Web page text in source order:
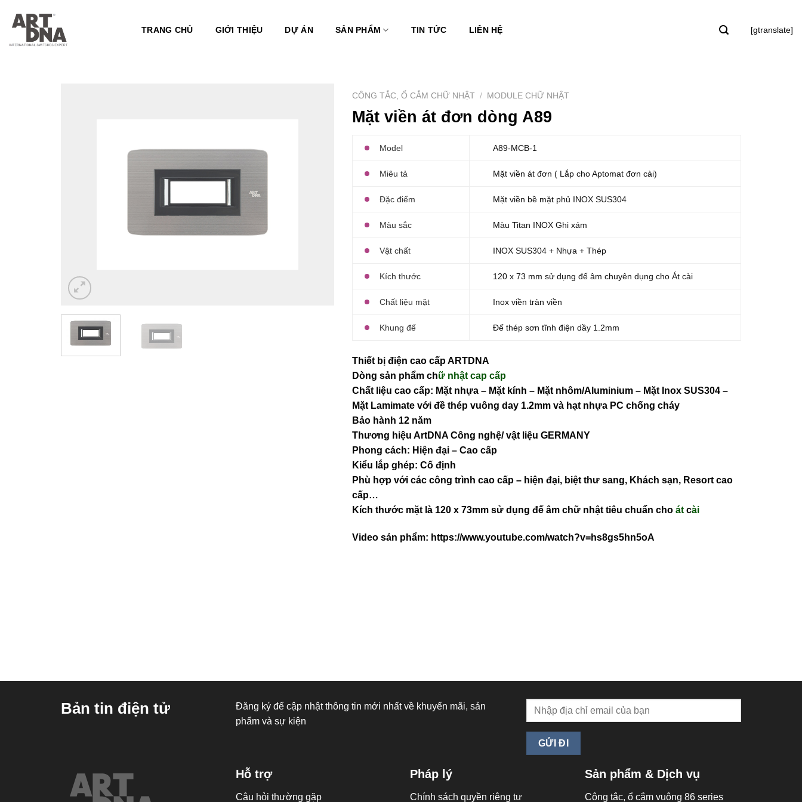
TRANG CHỦ GIỚI THIỆU DỰ ÁN SẢN PHẨM TIN TỨC LIÊN HỆ [gtranslate]
CÔNG TẮC, Ổ CẮM CHỮ NHẬT / MODULE CHỮ NHẬT
Mặt viền át đơn dòng A89
Model A89-MCB-1
Miêu tả Mặt viền át đơn ( Lắp cho Aptomat đơn cài)
Đặc điểm Mặt viền bề mặt phủ INOX SUS304
Màu sắc Màu Titan INOX Ghi xám
Vật chất INOX SUS304 + Nhựa + Thép
Kích thước 120 x 73 mm sử dụng đế âm chuyên dụng cho Át cài
Chất liệu mặt Inox viền tràn viền
Khung đế Đế thép sơn tĩnh điện dầy 1.2mm
Thiết bị điện cao cấp ARTDNA
Dòng sản phẩm chữ nhật cap cấp
Chất liệu cao cấp: Mặt nhựa – Mặt kính – Mặt nhôm/Aluminium – Mặt Inox SUS304 –
Mặt Lamimate với đề thép vuông day 1.2mm vàhạt nhựa PC chống cháy
Bảo hành 12 năm
Thương hiệu ArtDNA Công nghệ/ vật liệu GERMANY
Phong cách: Hiện đại – Cao cấp
Kiểu lắp ghép: Cố định
Phù hợp với các công trình cao cấp – hiện đại, biệt thư sang, Khách sạn, Resort cao
cấp…
Kích thước mặt là 120 x 73mm sử dụng đế âm chữ nhật tiêu chuẩn cho átcài
Video sản phẩm: https://www.youtube.com/watch?v=hs8gs5hn5oA
Bản tin điện tử
Đăng ký để cập nhật thông tin mới nhất về khuyến mãi, sản
phẩm và sự kiện
Hỗ trợ
Câu hỏi thường gặp
Pháp lý
Chính sách quyền riêng tư
Sản phẩm & Dịch vụ
Công tắc, ổ cắm vuông 86 series